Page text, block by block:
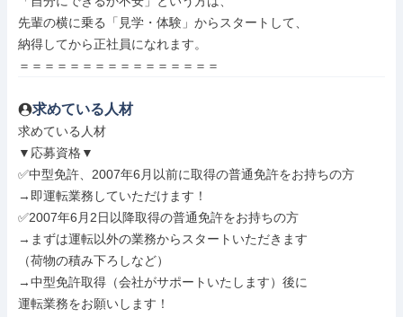
先輩の横に乗る「見学・体験」からスタートして、
納得してから正社員になれます。
＝＝＝＝＝＝＝＝＝＝＝＝＝＝＝＝
求めている人材
求めている人材
▼応募資格▼
✅中型免許、2007年6月以前に取得の普通免許をお持ちの方
→即運転業務していただけます！
✅2007年6月2日以降取得の普通免許をお持ちの方
→まずは運転以外の業務からスタートいただきます
（荷物の積み下ろしなど）
→中型免許取得（会社がサポートいたします）後に
運転業務をお願いします！